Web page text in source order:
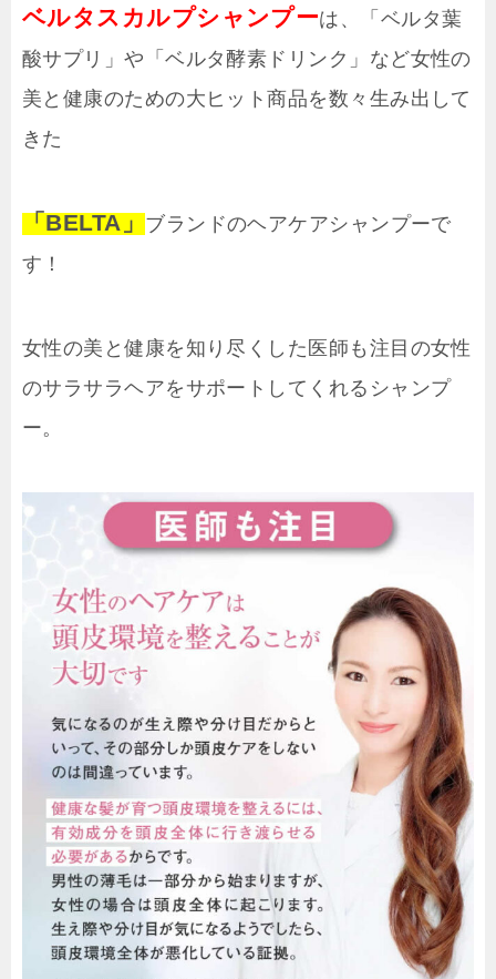
ベルタスカルプシャンプーは、「ベルタ葉
酸サプリ」や「ベルタ酵素ドリンク」など女性の
美と健康のための大ヒット商品を数々生み出して
きた
「BELTA」 ブランドのヘアケアシャンプーで
す！
女性の美と健康を知り尽くした医師も注目の女性
のサラサラヘアをサポートしてくれるシャンプ
ー。